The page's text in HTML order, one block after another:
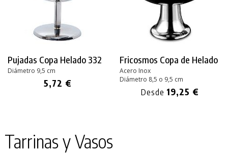
Pujadas Copa Helado 332
Diámetro 9,5 cm
5,72 €
Fricosmos Copa de Helado
Acero Inox
Diámetro 8,5 o 9,5 cm
Desde 19,25 €
Tarrinas y Vasos